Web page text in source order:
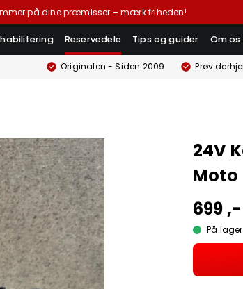
på dine præmisser – mærk friheden!
Reservedele Tips og guider Om os
Originalen - Siden 2009 Prøv
24V
Moto
699 ,-
På lager